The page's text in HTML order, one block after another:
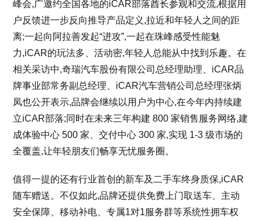
峰会,广邀约全国各地的iCAR部落酋长参观和交流,根据用
户反馈进一步反向推导产品定义,拉近和年轻人之间的距
离;一起向阿拉善发起“进攻”,一起在珠峰感受性能魅
力,iCAR的玩法多、活动密,年轻人总能从中找到乐趣。在
相关采访中,奇瑞汽车股份有限公司总经理助理、iCAR品
牌事业部常务副总经理、iCAR汽车营销公司总经理张炳
凤也公开表示,品牌会继续以用户为中心,在今年内持续建
立iCAR部落;同时在未来三年构建 800 家销售服务网络,建
成体验中心 500 家、交付中心 300 家,实现 1-3 级市场的
全覆盖,让年轻朋友们畅享无忧服务圈。
值得一提的还有行业首创的新车及二手车终身质保,iCAR
随车赠送。不仅如此,品牌还提供免费上门取送车、主动
安全保障、移动补电、专属1对1服务群等系统性拥车权